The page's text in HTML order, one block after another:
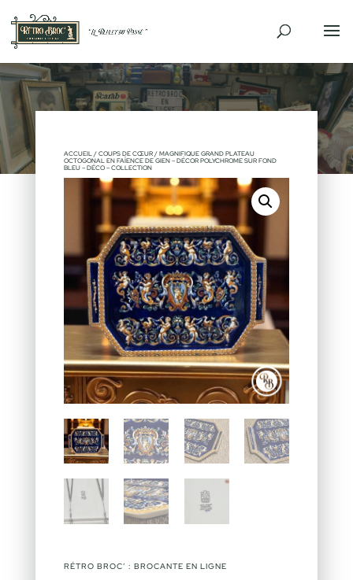
ACCUEIL/ COUPS DE CŒUR/ MAGNIFIQUE GRAND PLATEAU
OCTOGONAL EN FAÏENCE DE GIEN – DÉCOR POLYCHROME SUR FOND
BLEU – DÉCO – COLLECTION
RÉTRO BROC’ : BROCANTE EN LIGNE